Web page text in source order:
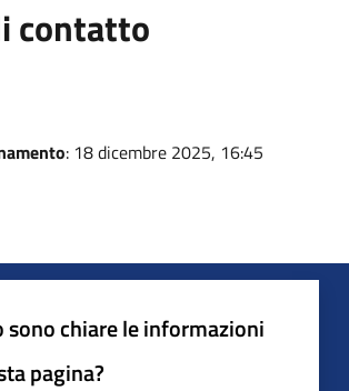
contatto
: 18 dicembre 2025, 16:45
sono chiare le informazioni
pagina?